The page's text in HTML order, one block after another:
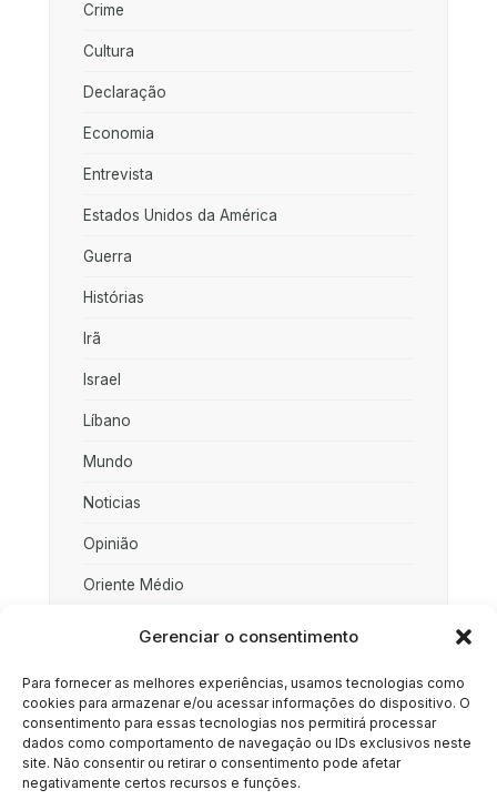
Gerenciar o consentimento
Para fornecer as melhores experiências, usamos tecnologias como
cookies para armazenar e/ou acessar informações do dispositivo. O
consentimento para essas tecnologias nos permitirá processar
dados como comportamento de navegação ou IDs exclusivos neste
site. Não consentir ou retirar o consentimento pode afetar
negativamente certos recursos e funções.
Crime
Cultura
Declaração
Economia
Entrevista
Estados Unidos da América
Guerra
Histórias
Irã
Israel
Líbano
Mundo
Noticias
Opinião
Oriente Médio
Palestina
Rússia
Sociedade
Uncategorized